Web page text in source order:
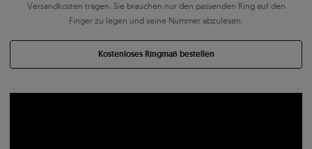
Versandkosten tragen. Sie brauchen nur den passenden Ring auf den
Finger zu legen und seine Nummer abzulesen.
Kostenloses Ringmaß bestellen